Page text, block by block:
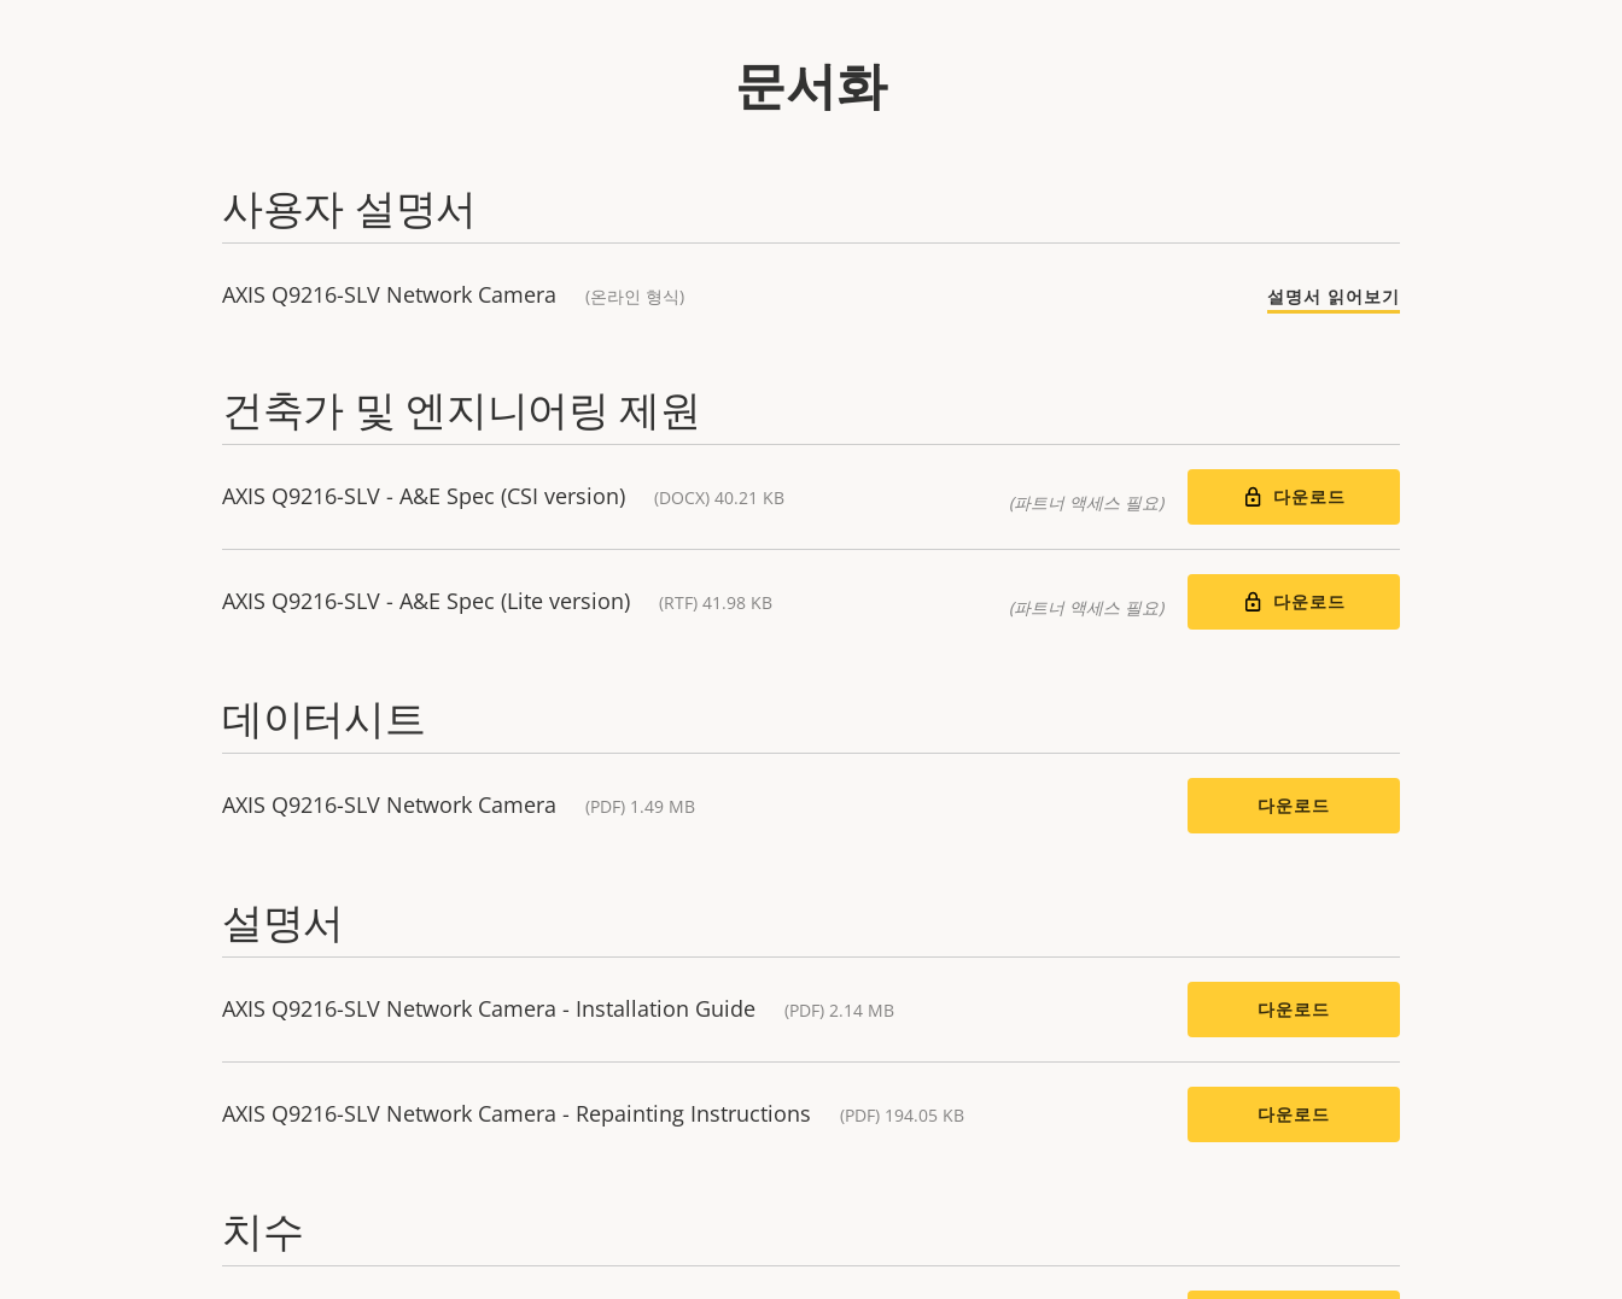
문서화
사용자 설명서
AXIS Q9216-SLV Network Camera (온라인 형식) 설명서 읽어보기
건축가 및 엔지니어링 제원
AXIS Q9216-SLV - A&E Spec (CSI version) (DOCX) 40.21 KB (파트너 액세스 필요) 다운로드
AXIS Q9216-SLV - A&E Spec (Lite version) (RTF) 41.98 KB (파트너 액세스 필요) 다운로드
데이터시트
AXIS Q9216-SLV Network Camera (PDF) 1.49 MB 다운로드
설명서
AXIS Q9216-SLV Network Camera - Installation Guide (PDF) 2.14 MB 다운로드
AXIS Q9216-SLV Network Camera - Repainting Instructions (PDF) 194.05 KB 다운로드
치수